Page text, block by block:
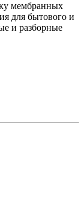
мембранных
для бытового и
и разборные